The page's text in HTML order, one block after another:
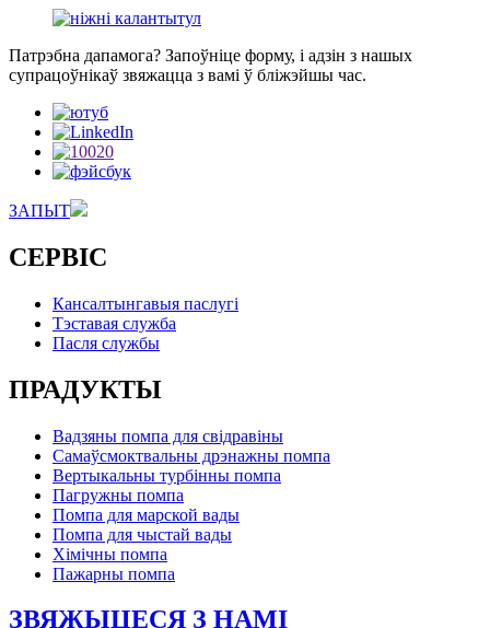
Патрэбна дапамога? Запоўніце форму, і адзін з нашых
супрацоўнікаў звяжацца з вамі ў бліжэйшы час.
ЗАПЫТ
СЕРВІС
Кансалтынгавыя паслугі
Тэставая служба
Пасля службы
ПРАДУКТЫ
Вадзяны помпа для свідравіны
Самаўсмоктвальны дрэнажны помпа
Вертыкальны турбінны помпа
Пагружны помпа
Помпа для марской вады
Помпа для чыстай вады
Хімічны помпа
Пажарны помпа
ЗВЯЖЫЦЕСЯ З НАМІ